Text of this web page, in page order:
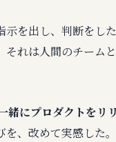
示を出し、判断をし
それは人間のチーム
緒にプロダクトをリ
、改めて実感した。